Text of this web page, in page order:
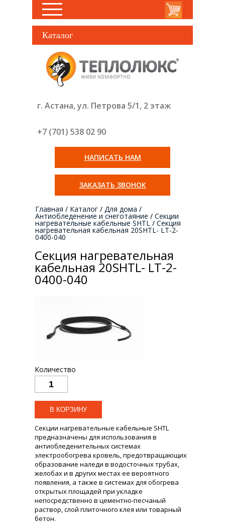
Каталог
г. Астана, ул. Петрова 5/1, 2 этаж
+7 (701) 538 02 90
НАПИСАТЬ НАМ
ЗАКАЗАТЬ ЗВОНОК
Главная / Каталог / Для дома /
Антиобледенение и снеготаяние / Секции
нагревательные кабельные SHTL / Секция
нагревательная кабельная 20SHTL- LT-2-
0400-040
Секция нагревательная
кабельная 20SHTL- LT-2-
0400-040
Количество
Секции нагревательные кабельные SHTL
предназначены для использования в
антиобледенительных системах
электрообогрева кровель, предотвращающих
образование наледи в водосточных трубах,
желобах и в других местах ее вероятного
появления, а также в системах для обогрева
открытых площадей при укладке
непосредственно в цементно-песчаный
раствор, слой плиточного клея или товарный
бетон.